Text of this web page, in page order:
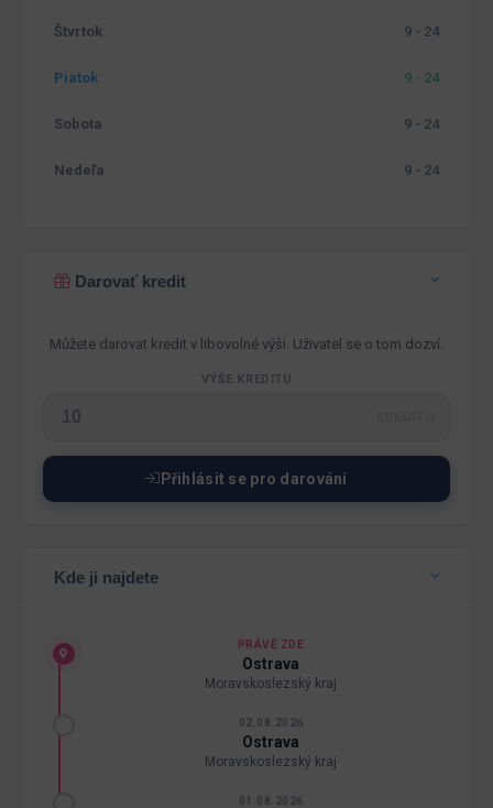
Štvrtok 9 - 24
Piatok 9 - 24
Sobota 9 - 24
Nedeľa 9 - 24
Darovať kredit
Můžete darovat kredit v libovolné výši. Uživatel se o tom dozví.
VÝŠE KREDITU
Přihlásit se pro darování
Kde ji najdete
PRÁVĚ ZDE
Ostrava
Moravskoslezský kraj
02.08.2026
Ostrava
Moravskoslezský kraj
01.08.2026